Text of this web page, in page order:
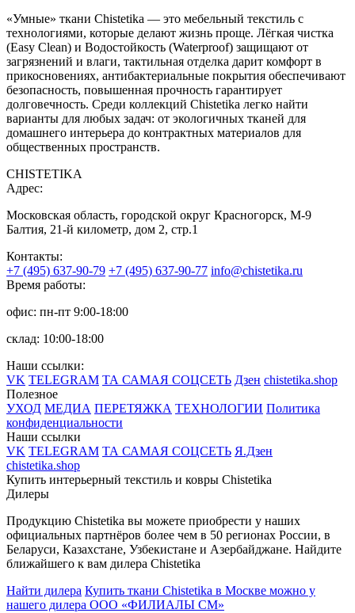
«Умные» ткани Chistetika — это мебельный текстиль с
технологиями, которые делают жизнь проще. Лёгкая чистка
(Easy Clean) и Водостойкость (Waterproof) защищают от
загрязнений и влаги, тактильная отделка дарит комфорт в
прикосновениях, антибактериальные покрытия обеспечивают
безопасность, повышенная прочность гарантирует
долговечность. Среди коллекций Chistetika легко найти
варианты для любых задач: от экологичных тканей для
домашнего интерьера до контрактных материалов для
общественных пространств.
CHISTETIKA
Адрес:
Московская область, городской округ Красногорск, М-9
Балтия, 21-й километр, дом 2, стр.1
Контакты:
+7 (495) 637-90-79 +7 (495) 637-90-77 info@chistetika.ru
Время работы:
офис: пн-пт 9:00-18:00
склад: 10:00-18:00
Наши ссылки:
VK TELEGRAM ТА САМАЯ СОЦСЕТЬ Дзен chistetika.shop
Полезное
УХОД МЕДИА ПЕРЕТЯЖКА ТЕХНОЛОГИИ Политика
конфиденциальности
Наши ссылки
VK TELEGRAM ТА САМАЯ СОЦСЕТЬ Я.Дзен
chistetika.shop
Купить интерьерный текстиль и ковры Chistetika
Дилеры
Продукцию Chistetika вы можете приобрести у наших
официальных партнёров более чем в 50 регионах России, в
Беларуси, Казахстане, Узбекистане и Азербайджане. Найдите
ближайшего к вам дилера Chistetika
Найти дилера Купить ткани Chistetika в Москве можно у
нашего дилера ООО «ФИЛИАЛЫ СМ»